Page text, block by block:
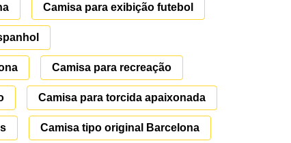
Camisa para exibição futebol
Camisa para recreação
Camisa para torcida apaixonada
Camisa tipo original Barcelona